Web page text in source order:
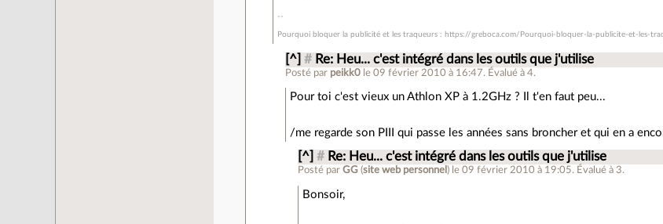
Pourquoi bloquer la publicité et les traqueurs : https://greboca.com/Pourquoi-bloquer-la-publicite-et-les-
[^] # Re: Heu... c'est intégré dans les outils que j'utilise
Posté par peikk0 le 09 février 2010 à 16:47. Évalué à4.
Pour toi c'est vieux un Athlon XP à 1.2GHz ? Il t'en faut peu...
/me regarde son PIII qui passe les années sans broncher et qui en a
[^] # Re: Heu... c'est intégré dans les outils que j'utilise
Posté parGG (site web personnel ) le 09 février 2010 à 19:05. Évalué à 3.
Bonsoir,